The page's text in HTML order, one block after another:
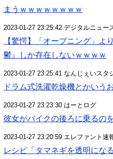
まうｗｗｗｗｗｗｗｗ
2023-01-27 23:25:42 デジタルニュー
【驚愕】「オープニング」よ
鬱』しか存在しないｗｗｗｗ
2023-01-27 23:25:41 なんじぇいスタ
ドラム式洗濯乾燥機とかいう
2023-01-27 23:23:30 はーとログ
彼女がバイクの後ろに乗るの
2023-01-27 23:20:59 エレファント速
レシピ「タマネギを透明にな